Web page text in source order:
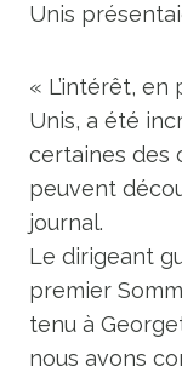
Unis
« L’intérêt,
Unis, a été
certaines des
peuvent
journal.
Le dirigeant
premier
tenu à
nous avons